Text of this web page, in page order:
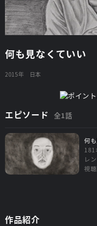
何も見なくていい
2015年 日本
エピソード 全1話
何
181
レ
視
作品紹介